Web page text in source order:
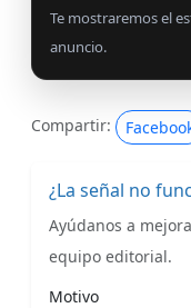
Te mostraremos el
anuncio.
Compartir:
¿La señal no
Ayúdanos a
equipo editorial.
Motivo